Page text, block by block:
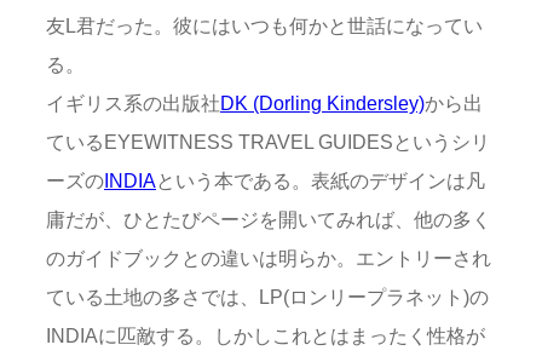
友L君だった。彼にはいつも何かと世話になってい
る。
イギリス系の出版社DK (Dorling Kindersley)から出
ているEYEWITNESS TRAVEL GUIDESというシリ
ーズのINDIAという本である。表紙のデザインは凡
庸だが、ひとたびページを開いてみれば、他の多く
のガイドブックとの違いは明らか。エントリーされ
ている土地の多さでは、LP(ロンリープラネット)の
INDIAに匹敵する。しかしこれとはまったく性格が